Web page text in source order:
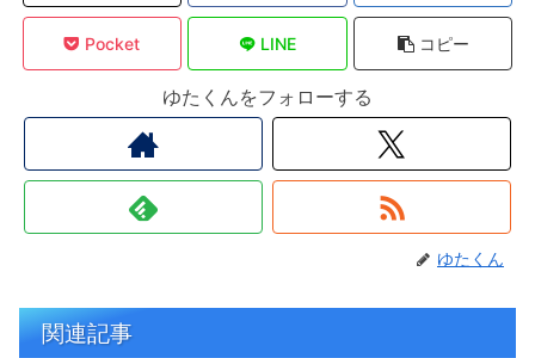
Pocket LINE コピー
ゆたくんをフォローする
ゆたくん
関連記事